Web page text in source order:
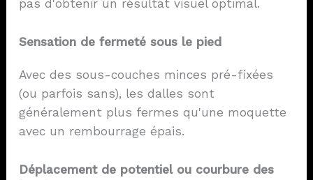
pas d'obtenir un résultat visuel optimal.
Sensation de fermeté sous le pied
Avec des sous-couches minces pré-fixées
(ou parfois sans), les dalles sont
généralement plus fermes qu'une moquette
avec un rembourrage épais.
Déplacement de potentiel ou courbure des